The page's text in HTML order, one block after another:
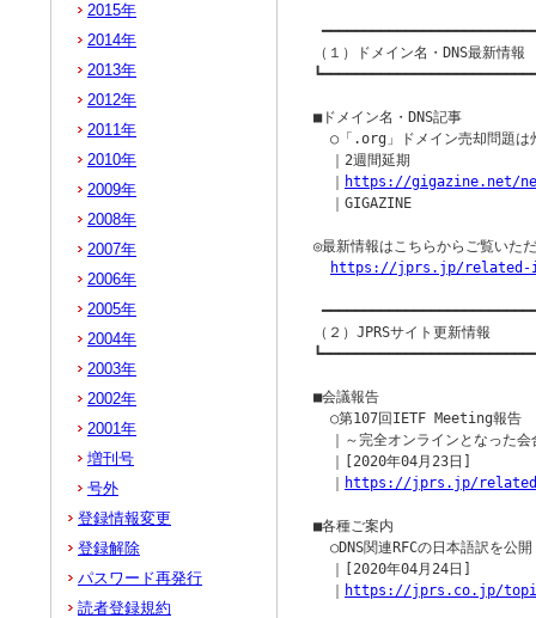
（１）ドメイン名・DNS最新情報
■ドメイン名・DNS記事
○「.org」ドメイン売却問題は
  ｜2週間延期
https://gigazine.net/
  ｜GIGAZINE
◎最新情報はこちらからご覧いた
https://jprs.jp/related-
（２）JPRSサイト更新情報
■会議報告
  ○第107回IETF Meeting報告
｜～完全オンラインとなった
  ｜[2020年04月23日]
https://jprs.jp/
■各種ご案内
○DNS関連RFCの日本語訳を公
  ｜[2020年04月24日]
https://jprs.co.jp/
2015年
2014年
2013年
2012年
2011年
2010年
2009年
2008年
2007年
2006年
2005年
2004年
2003年
2002年
2001年
増刊号
号外
登録情報変更
登録解除
パスワード再発行
読者登録規約